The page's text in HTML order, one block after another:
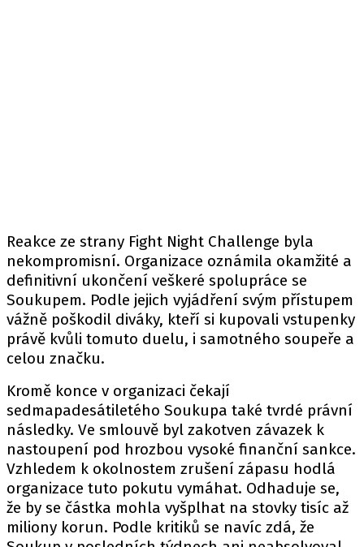
Reakce ze strany Fight Night Challenge byla
nekompromisní. Organizace oznámila okamžité a
definitivní ukončení veškeré spolupráce se
Soukupem. Podle jejich vyjádření svým přístupem
vážně poškodil diváky, kteří si kupovali vstupenky
právě kvůli tomuto duelu, i samotného soupeře a
celou značku.
Kromě konce v organizaci čekají
sedmapadesátiletého Soukupa také tvrdé právní
následky. Ve smlouvě byl zakotven závazek k
nastoupení pod hrozbou vysoké finanční sankce.
Vzhledem k okolnostem zrušení zápasu hodlá
organizace tuto pokutu vymáhat. Odhaduje se,
že by se částka mohla vyšplhat na stovky tisíc až
miliony korun. Podle kritiků se navíc zdá, že